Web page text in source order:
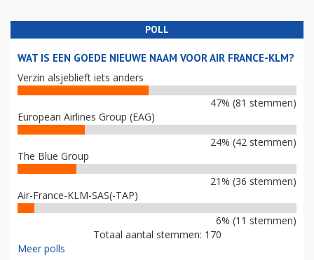
POLL
WAT IS EEN GOEDE NIEUWE NAAM VOOR AIR FRANCE-KLM?
Verzin alsjeblieft iets anders
47% (81 stemmen)
European Airlines Group (EAG)
24% (42 stemmen)
The Blue Group
21% (36 stemmen)
Air-France-KLM-SAS(-TAP)
6% (11 stemmen)
Totaal aantal stemmen: 170
Meer polls